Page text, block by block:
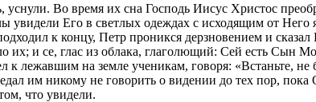
Во время их сна Господь Иисус Христос
увидели Его в светлых одеждах с исходящим от
к концу, Петр проникся дерзновением и
их; и се, глас из облака, глаголющий: Сей есть
к лежавшим на земле ученикам, говоря: «Встаньте,
им никому не говорить о видении до тех пор,
что увидели.